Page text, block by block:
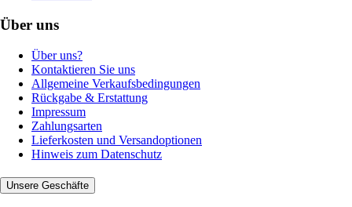
Über uns
Über uns?
Kontaktieren Sie uns
Allgemeine Verkaufsbedingungen
Rückgabe & Erstattung
Impressum
Zahlungsarten
Lieferkosten und Versandoptionen
Hinweis zum Datenschutz
Unsere Geschäfte